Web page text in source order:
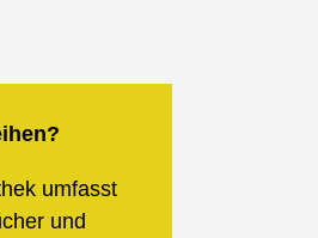
umfasst
und